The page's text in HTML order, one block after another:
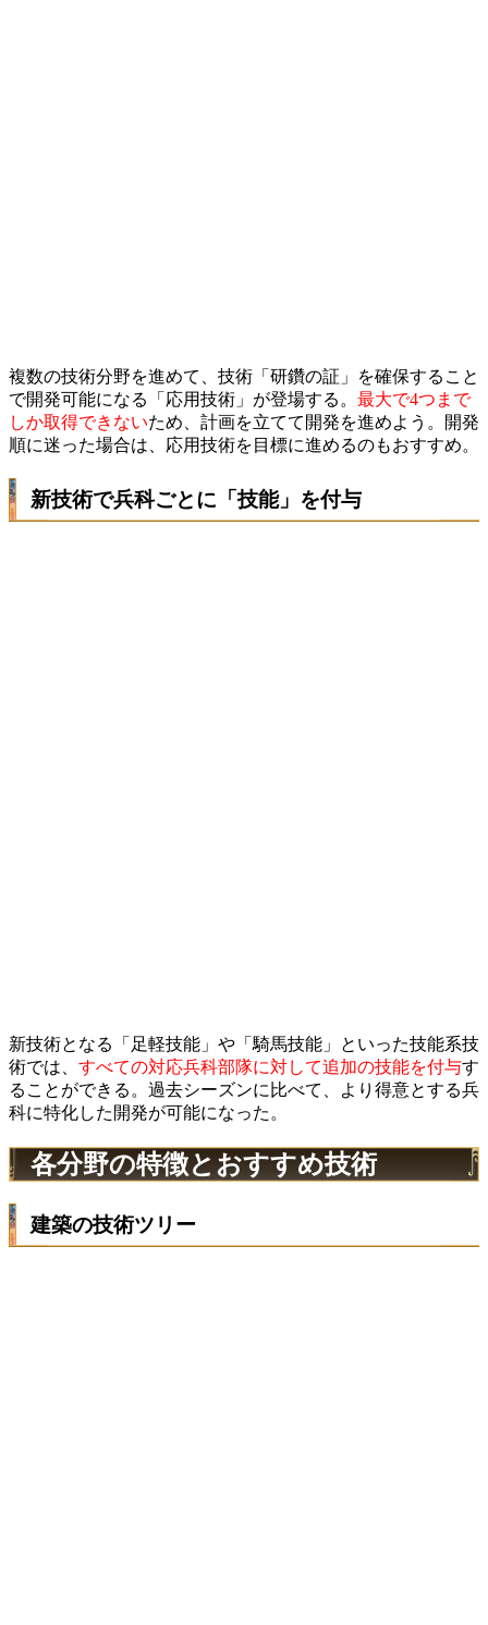
複数の技術分野を進めて、技術「研鑽の証」を確保すること
で開発可能になる「応用技術」が登場する。 最大で4つまで
しか取得できないため、計画を立てて開発を進めよう。開発
順に迷った場合は、応用技術を目標に進めるのもおすすめ。
新技術で兵科ごとに「技能」を付与
新技術となる「足軽技能」や「騎馬技能」といった技能系技
術では、 すべての対応兵科部隊に対して追加の技能を付与す
ることができる。過去シーズンに比べて、より得意とする兵
科に特化した開発が可能になった。
各分野の特徴とおすすめ技術
建築の技術ツリー